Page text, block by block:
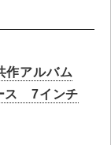
作アルバム
ス 7インチ